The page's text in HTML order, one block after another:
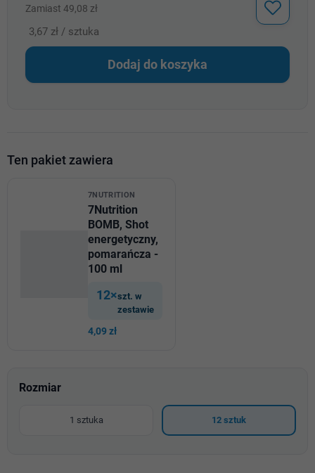
Zamiast 49,08 zł
3,67 zł / sztuka
Dodaj do koszyka
Ten pakiet zawiera
7NUTRITION
7Nutrition
BOMB, Shot
energetyczny,
pomarańcza -
100 ml
12×szt. w
zestawie
4,09 zł
Rozmiar
1 sztuka 12 sztuk